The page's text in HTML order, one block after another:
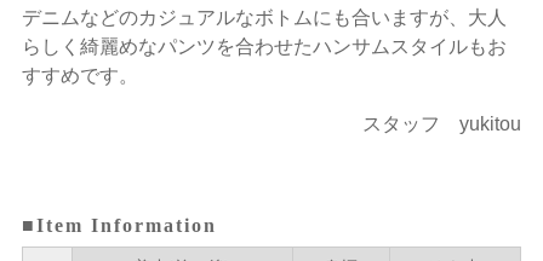
デニムなどのカジュアルなボトムにも合いますが、大人
らしく綺麗めなパンツを合わせたハンサムスタイルもお
すすめです。
スタッフ yukitou
■Item Information